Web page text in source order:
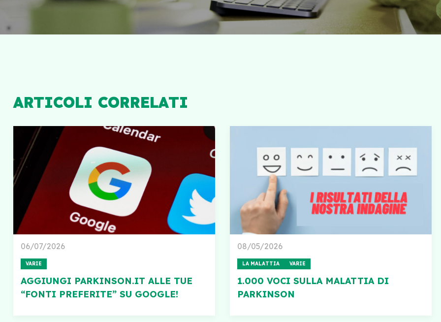
ARTICOLI CORRELATI
06/07/2026
VARIE
AGGIUNGI PARKINSON.IT ALLE TUE
“FONTI PREFERITE” SU GOOGLE!
08/05/2026
LA MALATTIA VARIE
1.000 VOCI SULLA MALATTIA DI
PARKINSON